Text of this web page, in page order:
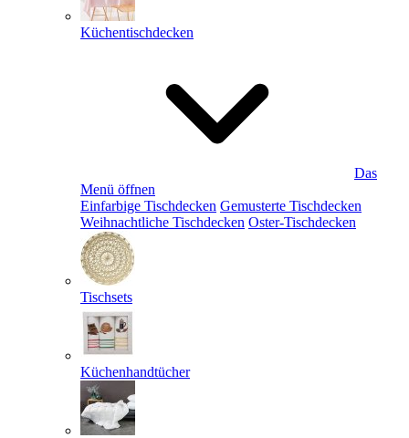
Küchentischdecken
Das
Menü öffnen
Einfarbige Tischdecken Gemusterte Tischdecken
Weihnachtliche Tischdecken Oster-Tischdecken
Tischsets
Küchenhandtücher